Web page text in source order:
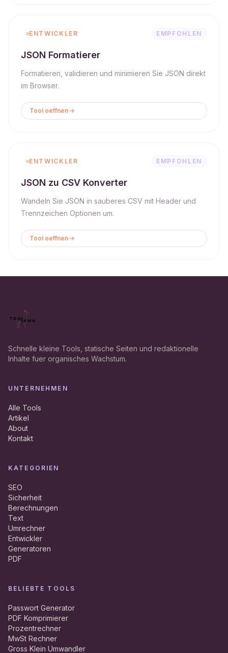
ENTWICKLER EMPFOHLEN
JSON Formatierer
Formatieren, validieren und minimieren Sie JSON direkt
im Browser.
Tool oeffnen
ENTWICKLER EMPFOHLEN
JSON zu CSV Konverter
Wandeln Sie JSON in sauberes CSV mit Header und
Trennzeichen Optionen um.
Tool oeffnen
Schnelle kleine Tools, statische Seiten und redaktionelle
Inhalte fuer organisches Wachstum.
UNTERNEHMEN
Alle Tools
Artikel
About
Kontakt
KATEGORIEN
SEO
Sicherheit
Berechnungen
Text
Umrechner
Entwickler
Generatoren
PDF
BELIEBTE TOOLS
Passwort Generator
PDF Komprimierer
Prozentrechner
MwSt Rechner
Gross Klein Umwandler